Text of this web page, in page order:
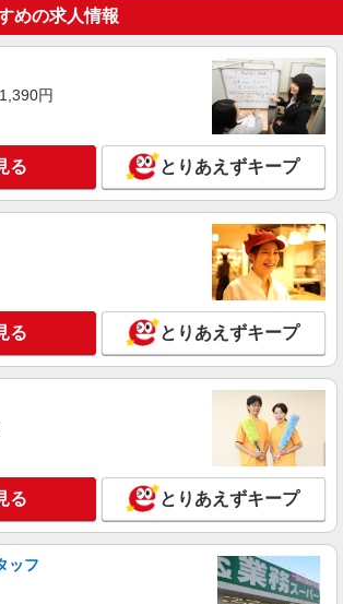
詳細を見る
［学生・パート］ 時給1,226円〜 ［フリータ
ー］ 時給1,230円〜 研修時間150時間の間：1,226
円〜でご案内♪
〒170-0013 東京都豊島区東池袋3-1-1 サンシ
詳細を見る
きもの販売スタッフ(アドバイザー)
［契約社員］月給185,640円〜 ※別途夜間手当
あり ※試用期間3ヵ月。給与の変更はなし。
〒170-0013 東京都豊島区東池袋3-1-1 サンシ
詳細を見る
ルススタッフ/tkAK34876a
めの求人情報
円
る とりあえずキープ
る とりあえずキープ
る とりあえずキープ
ッフ